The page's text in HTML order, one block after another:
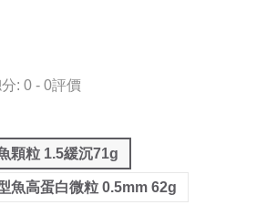
: 0 - 0評價
顆粒 1.5緩沉71g
魚高蛋白微粒 0.5mm 62g